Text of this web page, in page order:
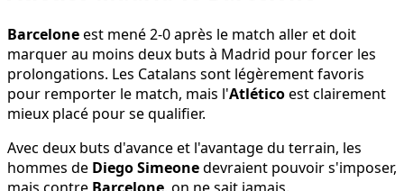
Barceloneest mené 2-0 après le match aller et doit
marquer au moins deux buts à Madrid pour forcer les
prolongations. Les Catalans sont légèrement favoris
pour remporter le match, mais l'Atléticoest clairement
mieux placé pour se qualifier.
Avec deux buts d'avance et l'avantage du terrain, les
hommes de Diego Simeonedevraient pouvoir s'imposer,
mais contre Barcelone, on ne sait jamais.